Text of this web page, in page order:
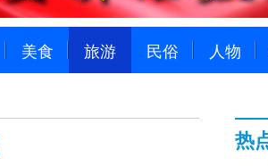
美食 旅游 民俗 人物
热